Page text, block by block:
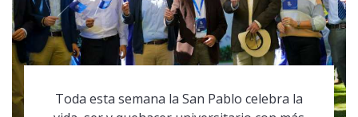
Toda esta semana la San Pablo celebra la